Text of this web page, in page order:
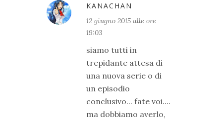
KANACHAN
12 giugno 2015 alle ore
19:03
siamo tutti in
trepidante attesa di
una nuova serie o di
un episodio
conclusivo... fate voi....
ma dobbiamo averlo,